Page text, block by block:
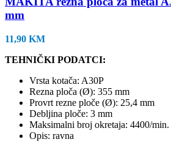
mm
11,90 KM
TEHNIČKI PODATCI:
Vrsta kotača: A30P
Rezna ploča (Ø): 355 mm
Provrt rezne ploče (Ø): 25,4 mm
Debljina ploče: 3 mm
Maksimalni broj okretaja: 4400/min.
Opis: ravna